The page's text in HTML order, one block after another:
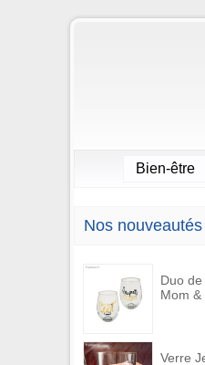
Bien-être
Nos nouveautés
Duo
Mom &
Verre